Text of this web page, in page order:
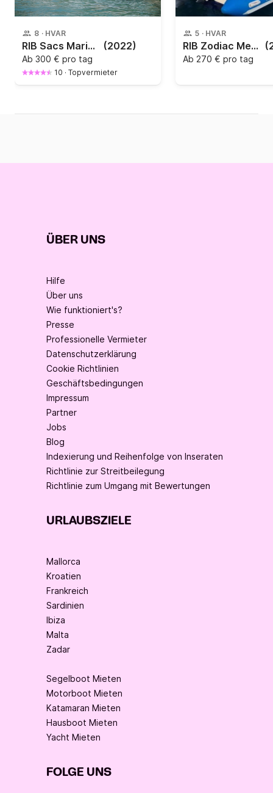
8 · HVAR
RIB Sacs Marine S640 115PS (2022)
Ab 300 € pro tag
10 · Topvermieter
5 · HVAR
RIB Zodiac Medline
Ab 270 € pro tag
ÜBER UNS
Hilfe
Über uns
Wie funktioniert's?
Presse
Professionelle Vermieter
Datenschutzerklärung
Cookie Richtlinien
Geschäftsbedingungen
Impressum
Partner
Jobs
Blog
Indexierung und Reihenfolge von Inseraten
Richtlinie zur Streitbeilegung
Richtlinie zum Umgang mit Bewertungen
URLAUBSZIELE
Mallorca
Kroatien
Frankreich
Sardinien
Ibiza
Malta
Zadar
Segelboot Mieten
Motorboot Mieten
Katamaran Mieten
Hausboot Mieten
Yacht Mieten
FOLGE UNS